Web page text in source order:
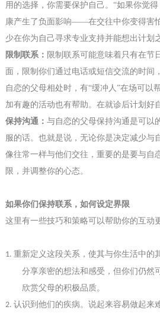
用的选择，你需要保护自己。 “如果你觉
康产生了负面影响——在交往中你变得害
少在你为自己寻求专业支持并能想出计划
限制联系： 限制联系可能意味着只有在节
面 ，限制你们通过电话或短信交流的时间
自恋的父母相处时，有“缓冲人”在场可以
加有趣的活动也有帮助。在就诊后计划好
保持沟通： 与自恋的父母保持沟通是可以
服的话。也就是说，无论你是决定减少与
像往常一样与他们交往，重要的是要与自
限， 并调整你的心态。
如果你们保持联系，如何设定界限
这里有一些技巧和策略可以帮助你的互动
1. 重新定义这段关系，使其与你生活中的
分享亲密的想法和感受，但你们仍然
欣赏父母的积极品质。
2. 认识到他们的疾病。说起来容易做起来